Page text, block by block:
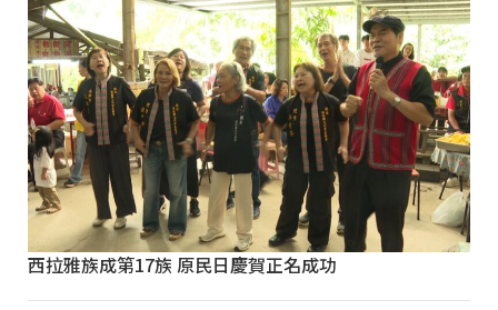
西拉雅族成第17族 原民日慶賀正名成功